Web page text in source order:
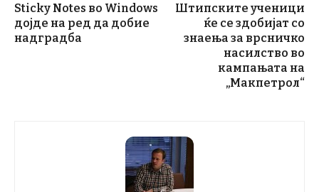
Sticky Notes во Windows
дојде на ред да добие
надградба
Штипските ученици
ќе се здобијат со
знаења за врсничко
насилство во
кампањата на
„Макпетрол“